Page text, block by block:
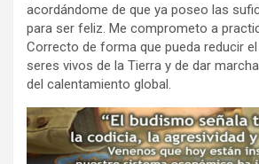
acordándome de que ya poseo las
para ser feliz. Me comprometo a
Correcto de forma que pueda reducir
seres vivos de la Tierra y de dar
del calentamiento global.